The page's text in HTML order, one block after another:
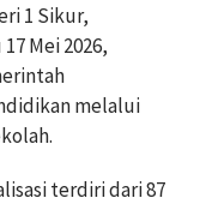
1 Sikur,
Mei 2026,
melalui
terdiri dari 87